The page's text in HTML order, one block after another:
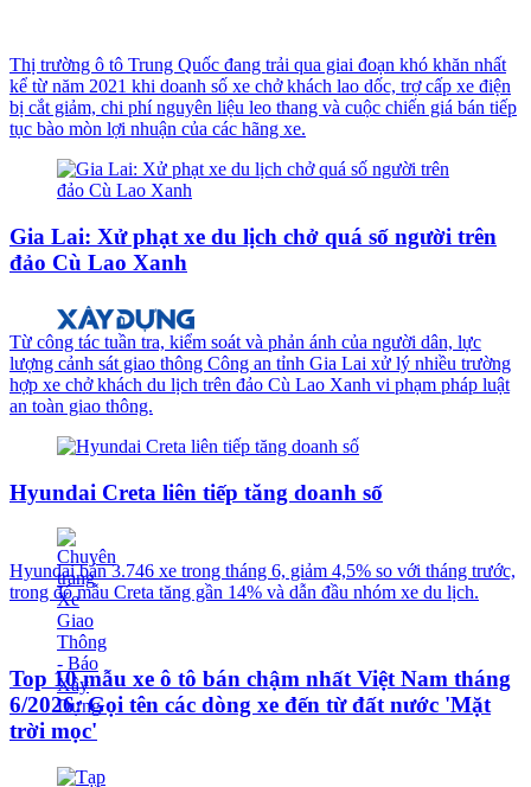
Thị trường ô tô Trung Quốc đang trải qua giai đoạn khó khăn nhất
kể từ năm 2021 khi doanh số xe chở khách lao dốc, trợ cấp xe điện
bị cắt giảm, chi phí nguyên liệu leo thang và cuộc chiến giá bán tiếp
tục bào mòn lợi nhuận của các hãng xe.
Gia Lai: Xử phạt xe du lịch chở quá số người trên
đảo Cù Lao Xanh
Từ công tác tuần tra, kiểm soát và phản ánh của người dân, lực
lượng cảnh sát giao thông Công an tỉnh Gia Lai xử lý nhiều trường
hợp xe chở khách du lịch trên đảo Cù Lao Xanh vi phạm pháp luật
an toàn giao thông.
Hyundai Creta liên tiếp tăng doanh số
Hyundai bán 3.746 xe trong tháng 6, giảm 4,5% so với tháng trước,
trong đó mẫu Creta tăng gần 14% và dẫn đầu nhóm xe du lịch.
Top 10 mẫu xe ô tô bán chậm nhất Việt Nam tháng
6/2026: Gọi tên các dòng xe đến từ đất nước 'Mặt
trời mọc'